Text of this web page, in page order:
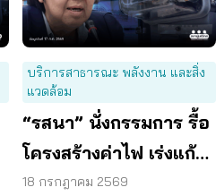
บริการสาธารณะ พลังงาน และสิ่ง
แวดล้อม
“รสนา” นั่งกรรมการ รื้อ
โครงสร้างค่าไฟ เร่งแก้
ต้นเหตุพลังงานแพง
18 กรกฎาคม 2569